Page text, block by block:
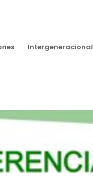
Intergeneracional